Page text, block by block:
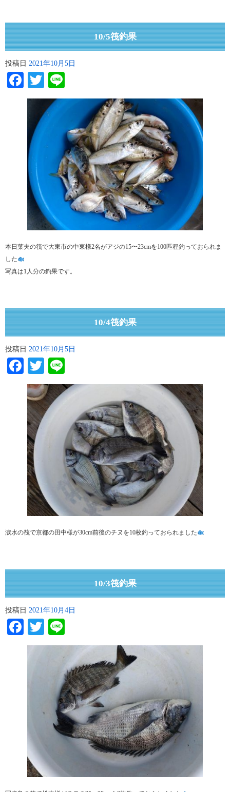
10/5筏釣果
投稿日 2021年10月5日
Facebook
Twitter
本日葉夫の筏で大東市の中東様2名がアジの15〜23cmを100匹程釣っておられま
した
写真は1人分の釣果です。
10/4筏釣果
投稿日 2021年10月5日
Facebook
Twitter
涙水の筏で京都の田中様が30cm前後のチヌを10枚釣っておられました
10/3筏釣果
投稿日 2021年10月4日
Facebook
Twitter